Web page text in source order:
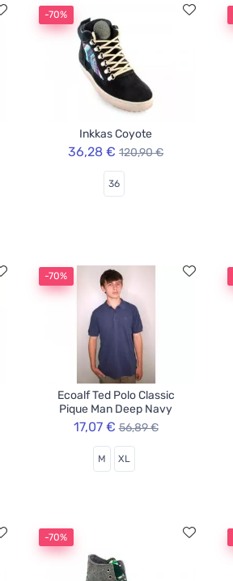
-70%
Inkkas Coyote
36,28 € 120,90 €
36
-70%
Ecoalf Ted Polo Classic
Pique Man Deep Navy
17,07 € 56,89 €
M XL
-70%